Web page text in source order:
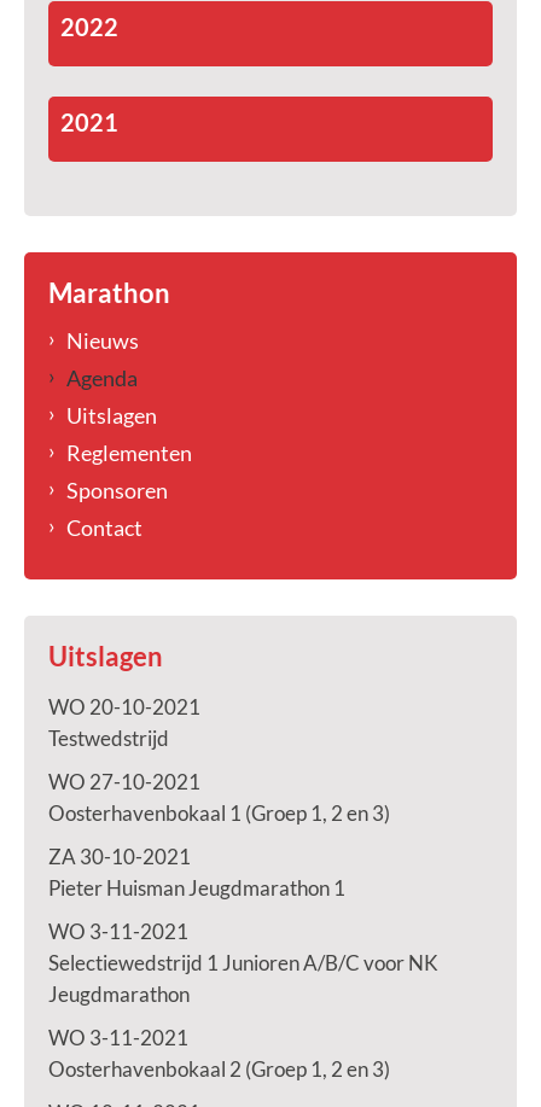
2022
2021
Marathon
Nieuws
Agenda
Uitslagen
Reglementen
Sponsoren
Contact
Uitslagen
WO 20-10-2021
Testwedstrijd
WO 27-10-2021
Oosterhavenbokaal 1 (Groep 1, 2 en 3)
ZA 30-10-2021
Pieter Huisman Jeugdmarathon 1
WO 3-11-2021
Selectiewedstrijd 1 Junioren A/B/C voor NK
Jeugdmarathon
WO 3-11-2021
Oosterhavenbokaal 2 (Groep 1, 2 en 3)